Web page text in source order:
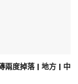
兩度掉落 | 地方 | 中